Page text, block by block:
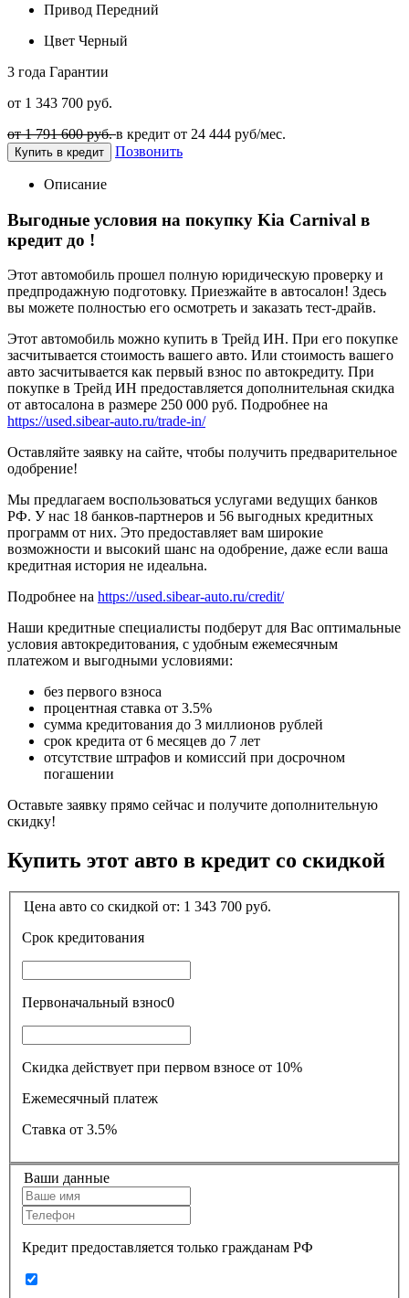
Привод Передний
Цвет Черный
3 года Гарантии
от 1 343 700 руб.
от 1 791 600 руб.в кредит от 24 444 руб/мес.
Купить в кредит Позвонить
Описание
Выгодные условия на покупку Kia Carnival в
кредит до !
Этот автомобиль прошел полную юридическую проверку и
предпродажную подготовку. Приезжайте в автосалон! Здесь
вы можете полностью его осмотреть и заказать тест-драйв.
Этот автомобиль можно купить в Трейд ИН. При его покупке
засчитывается стоимость вашего авто. Или стоимость вашего
авто засчитывается как первый взнос по автокредиту. При
покупке в Трейд ИН предоставляется дополнительная скидка
от автосалона в размере 250 000 руб. Подробнее на
https://used.sibear-auto.ru/trade-in/
Оставляйте заявку на сайте, чтобы получить предварительное
одобрение!
Мы предлагаем воспользоваться услугами ведущих банков
РФ. У нас 18 банков-партнеров и 56 выгодных кредитных
программ от них. Это предоставляет вам широкие
возможности и высокий шанс на одобрение, даже если ваша
кредитная история не идеальна.
Подробнее на https://used.sibear-auto.ru/credit/
Наши кредитные специалисты подберут для Вас оптимальные
условия автокредитования, с удобным ежемесячным
платежом и выгодными условиями:
без первого взноса
процентная ставка от 3.5%
сумма кредитования до 3 миллионов рублей
срок кредита от 6 месяцев до 7 лет
отсутствие штрафов и комиссий при досрочном
погашении
Оставьте заявку прямо сейчас и получите дополнительную
скидку!
Купить этот авто в кредит со скидкой
Цена авто со скидкой от: 1 343 700 руб.
Срок кредитования
Первоначальный взнос0
Скидка действует при первом взносе от 10%
Ежемесячный платеж
Ставка от 3.5%
Ваши данные
Кредит предоставляется только гражданам РФ